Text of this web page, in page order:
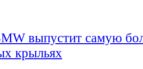
выпустит самую
крыльях